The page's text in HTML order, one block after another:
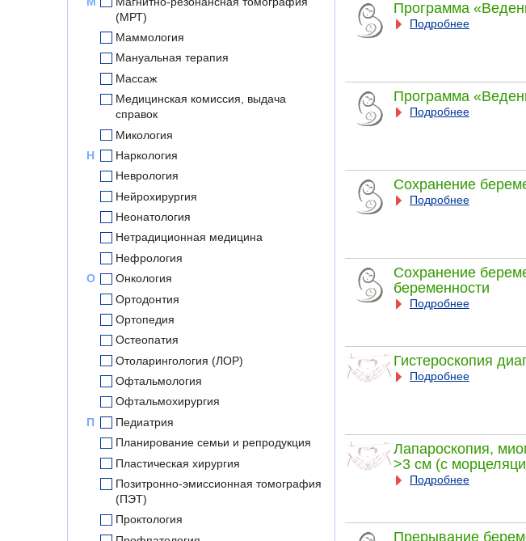
(МРТ)
Маммология
Мануальная терапия
Массаж
Медицинская комиссия, выдача
справок
Микология
Н
Наркология
Неврология
Нейрохирургия
Неонатология
Нетрадиционная медицина
Нефрология
О
Онкология
Ортодонтия
Ортопедия
Остеопатия
Отоларингология (ЛОР)
Офтальмология
Офтальмохирургия
П
Педиатрия
Планирование семьи и репродукция
Пластическая хирургия
Позитронно-эмиссионная томография
(ПЭТ)
Проктология
Программа
Подробнее
Программа
Подробнее
Сохранение
Подробнее
Сохранение
беременности
Подробнее
Гистероскопия
Подробнее
Лапароскопия,
>3 см (с
Подробнее
Прерывание